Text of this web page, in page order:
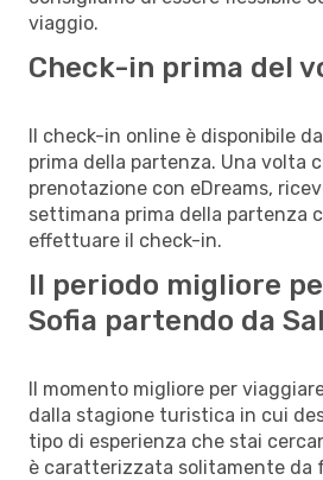
viaggio.
Check-in prima del
Il check-in online è disponibile
prima della partenza. Una volta
prenotazione con eDreams,
settimana prima della partenza
effettuare il check-in.
Il periodo migliore
Sofia partendo da
Il momento migliore per
dalla stagione turistica in cui
tipo di esperienza che stai
è caratterizzata solitamente da